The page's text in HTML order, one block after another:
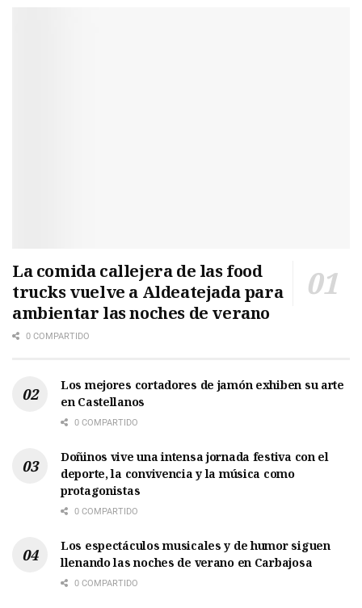
La comida callejera de las food
trucks vuelve a Aldeatejada para
ambientar las noches de verano
0 COMPARTIDO
Los mejores cortadores de jamón exhiben su arte
en Castellanos
0 COMPARTIDO
Doñinos vive una intensa jornada festiva con el
deporte, la convivencia y la música como
protagonistas
0 COMPARTIDO
Los espectáculos musicales y de humor siguen
llenando las noches de verano en Carbajosa
0 COMPARTIDO